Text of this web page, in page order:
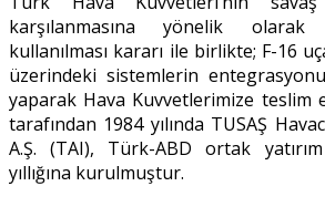
karşılanmasına yönelik olarak
kullanılması kararı ile birlikte; F-16
üzerindeki sistemlerin
yaparak Hava Kuvvetlerimize teslim
tarafından 1984 yılında TUSAŞ
A.Ş. (TAI), Türk-ABD ortak
yıllığına kurulmuştur.